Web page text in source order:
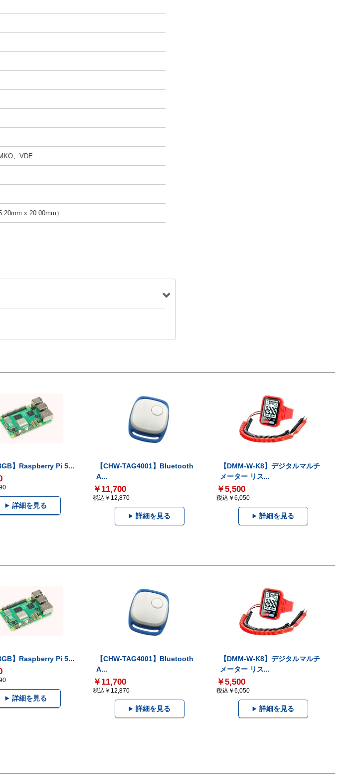
、VDE
x 20.00mm）
】Raspberry Pi 5...
詳細を見る
【CHW-TAG4001】Bluetooth
A...
￥11,700
税込￥12,870
詳細を見る
【DMM-W-K8】デジタルマルチ
メーター リス...
￥5,500
税込￥6,050
詳細を見る
】Raspberry Pi 5...
詳細を見る
【CHW-TAG4001】Bluetooth
A...
￥11,700
税込￥12,870
詳細を見る
【DMM-W-K8】デジタルマルチ
メーター リス...
￥5,500
税込￥6,050
詳細を見る